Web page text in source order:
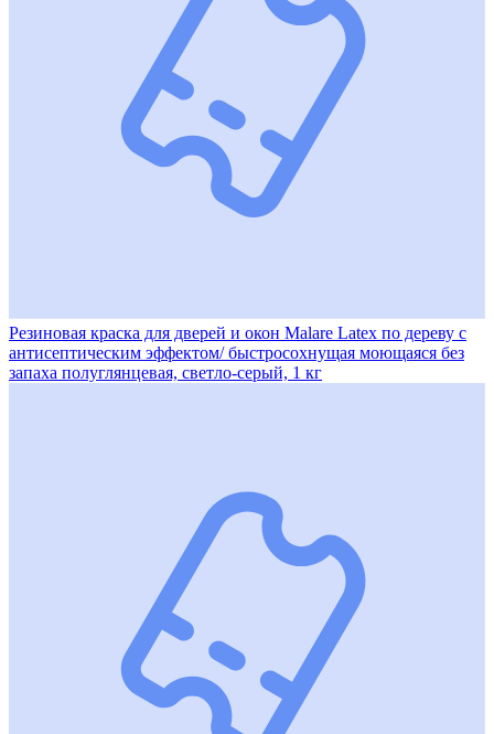
Резиновая краска для дверей и окон Malare Latex по дереву с
антисептическим эффектом/ быстросохнущая моющаяся без
запаха полуглянцевая, светло-серый, 1 кг